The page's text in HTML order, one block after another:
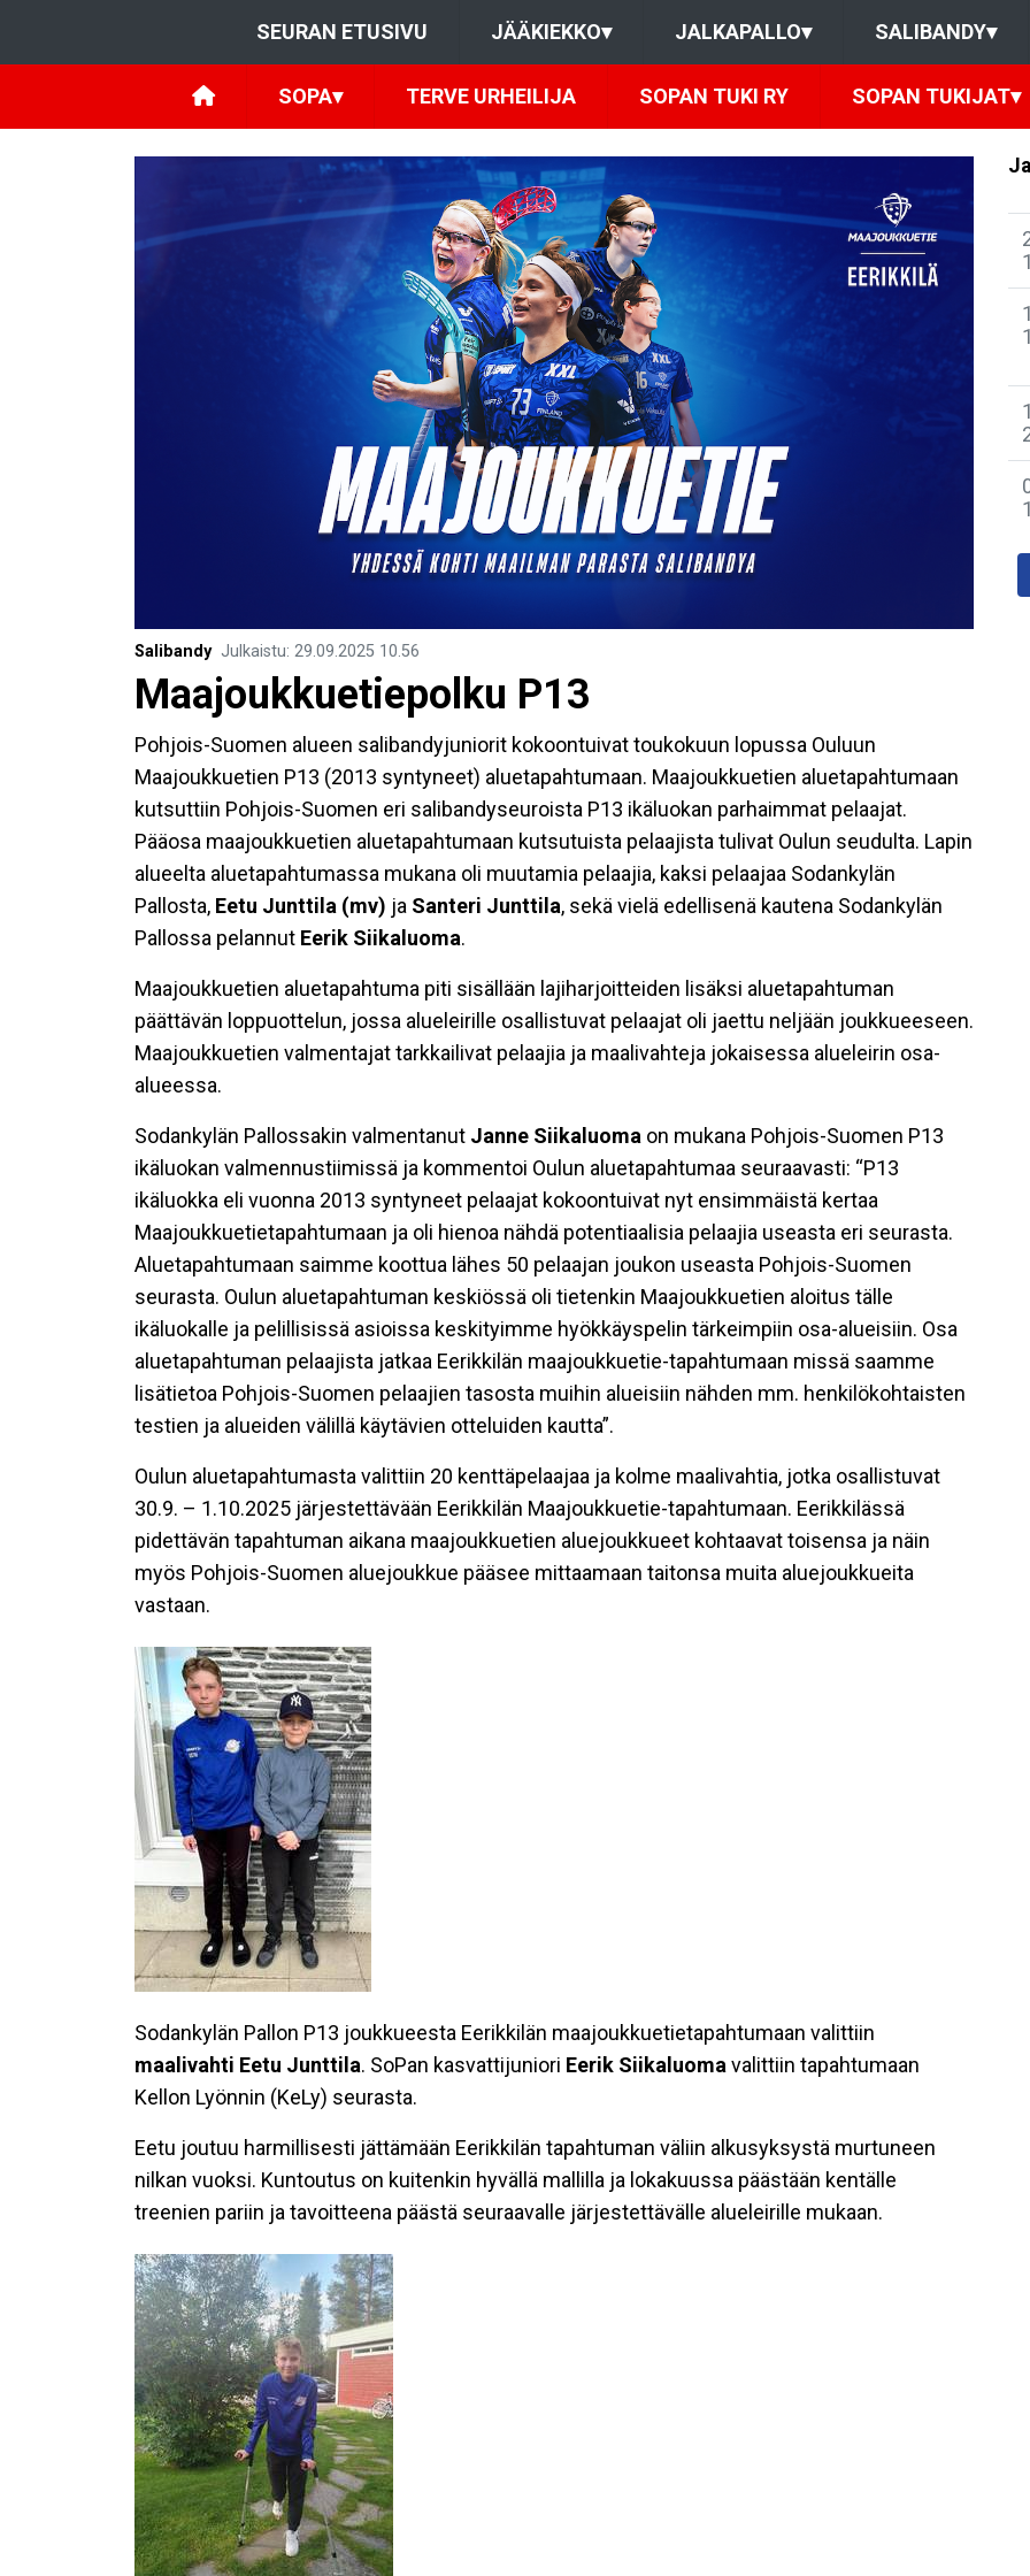
SEURAN ETUSIVU JÄÄKIEKKO▾ JALKAPALLO▾ SALIBANDY▾
SOPA▾ TERVE URHEILIJA SOPAN TUKI RY SOPAN TUKIJAT▾
Salibandy Julkaistu: 29.09.2025 10.56
Maajoukkuetiepolku P13
Pohjois-Suomen alueen salibandyjuniorit kokoontuivat toukokuun lopussa Ouluun
Maajoukkuetien P13 (2013 syntyneet) aluetapahtumaan. Maajoukkuetien aluetapahtumaan
kutsuttiin Pohjois-Suomen eri salibandyseuroista P13 ikäluokan parhaimmat pelaajat.
Pääosa maajoukkuetien aluetapahtumaan kutsutuista pelaajista tulivat Oulun seudulta. Lapin
alueelta aluetapahtumassa mukana oli muutamia pelaajia, kaksi pelaajaa Sodankylän
Pallosta, Eetu Junttila (mv) ja Santeri Junttila, sekä vielä edellisenä kautena Sodankylän
Pallossa pelannut Eerik Siikaluoma.
Maajoukkuetien aluetapahtuma piti sisällään lajiharjoitteiden lisäksi aluetapahtuman
päättävän loppuottelun, jossa alueleirille osallistuvat pelaajat oli jaettu neljään joukkueeseen.
Maajoukkuetien valmentajat tarkkailivat pelaajia ja maalivahteja jokaisessa alueleirin osa-
alueessa.
Sodankylän Pallossakin valmentanut Janne Siikaluoma on mukana Pohjois-Suomen P13
ikäluokan valmennustiimissä ja kommentoi Oulun aluetapahtumaa seuraavasti: “P13
ikäluokka eli vuonna 2013 syntyneet pelaajat kokoontuivat nyt ensimmäistä kertaa
Maajoukkuetietapahtumaan ja oli hienoa nähdä potentiaalisia pelaajia useasta eri seurasta.
Aluetapahtumaan saimme koottua lähes 50 pelaajan joukon useasta Pohjois-Suomen
seurasta. Oulun aluetapahtuman keskiössä oli tietenkin Maajoukkuetien aloitus tälle
ikäluokalle ja pelillisissä asioissa keskityimme hyökkäyspelin tärkeimpiin osa-alueisiin. Osa
aluetapahtuman pelaajista jatkaa Eerikkilän maajoukkuetie-tapahtumaan missä saamme
lisätietoa Pohjois-Suomen pelaajien tasosta muihin alueisiin nähden mm. henkilökohtaisten
testien ja alueiden välillä käytävien otteluiden kautta”.
Oulun aluetapahtumasta valittiin 20 kenttäpelaajaa ja kolme maalivahtia, jotka osallistuvat
30.9. – 1.10.2025 järjestettävään Eerikkilän Maajoukkuetie-tapahtumaan. Eerikkilässä
pidettävän tapahtuman aikana maajoukkuetien aluejoukkueet kohtaavat toisensa ja näin
myös Pohjois-Suomen aluejoukkue pääsee mittaamaan taitonsa muita aluejoukkueita
vastaan.
Sodankylän Pallon P13 joukkueesta Eerikkilän maajoukkuetietapahtumaan valittiin
maalivahti Eetu Junttila. SoPan kasvattijuniori Eerik Siikaluoma valittiin tapahtumaan
Kellon Lyönnin (KeLy) seurasta.
Eetu joutuu harmillisesti jättämään Eerikkilän tapahtuman väliin alkusyksystä murtuneen
nilkan vuoksi. Kuntoutus on kuitenkin hyvällä mallilla ja lokakuussa päästään kentälle
treenien pariin ja tavoitteena päästä seuraavalle järjestettävälle alueleirille mukaan.